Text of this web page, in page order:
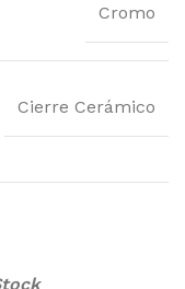
Cromo
Cierre Cerámico